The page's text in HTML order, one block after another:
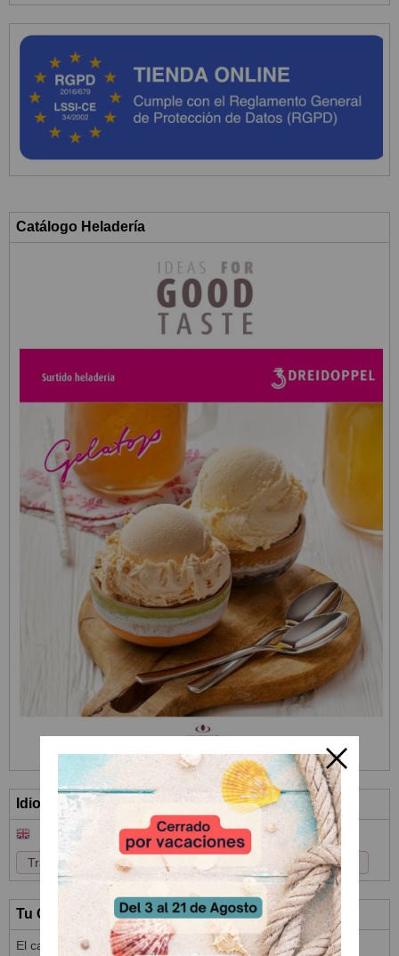
Catálogo Heladería
Idioma
Tu Carrito (0)
El carrito de la compra está vacío